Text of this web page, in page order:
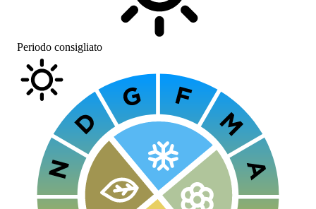
Periodo consigliato